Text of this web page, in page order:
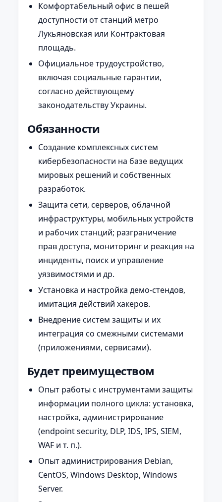
Комфортабельный офис в пешей
доступности от станций метро
Лукьяновская или Контрактовая
площадь.
Официальное трудоустройство,
включая социальные гарантии,
согласно действующему
законодательству Украины.
Обязанности
Создание комплексных систем
кибербезопасности на базе ведущих
мировых решений и собственных
разработок.
Защита сети, серверов, облачной
инфраструктуры, мобильных устройств
и рабочих станций; разграничение
прав доступа, мониторинг и реакция на
инциденты, поиск и управление
уязвимостями и др.
Установка и настройка демо-стендов,
имитация действий хакеров.
Внедрение систем защиты и их
интеграция со смежными системами
(приложениями, сервисами).
Будет преимуществом
Опыт работы с инструментами защиты
информации полного цикла: установка,
настройка, администрирование
(endpoint security, DLP, IDS, IPS, SIEM,
WAF и т. п.).
Опыт администрирования Debian,
CentOS, Windows Desktop, Windows
Server.